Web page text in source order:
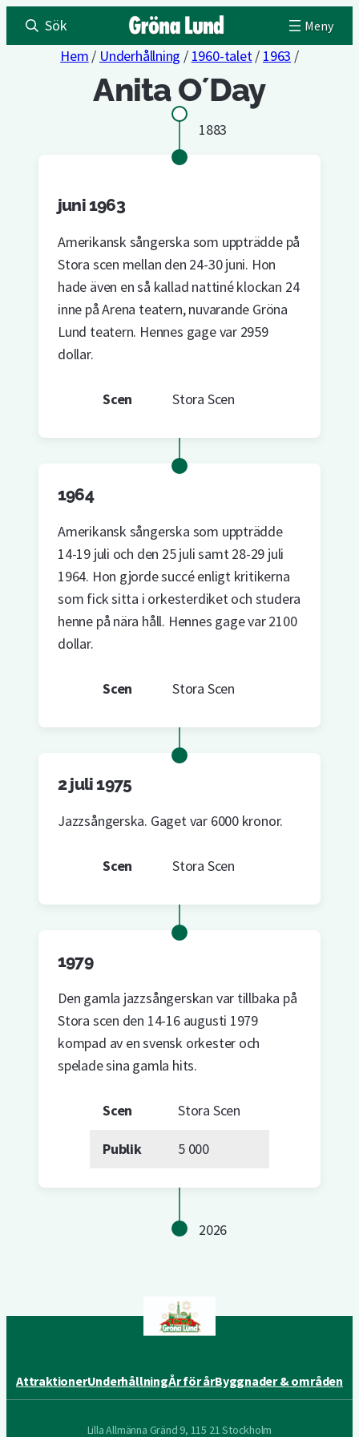
Sök
Hem / Underhållning / 1960-talet/ 1963 /
Anita O´Day
1883
juni 1963
Amerikansk sångerska som uppträdde på
Stora scen mellan den 24-30 juni. Hon
hade även en så kallad nattiné klockan 24
inne på Arena teatern, nuvarande Gröna
Lund teatern. Hennes gage var 2959
dollar.
Scen Stora Scen
1964
Amerikansk sångerska som uppträdde
14-19 juli och den 25 juli samt 28-29 juli
1964. Hon gjorde succé enligt kritikerna
som fick sitta i orkesterdiket och studera
henne på nära håll. Hennes gage var 2100
dollar.
Scen Stora Scen
2 juli 1975
Jazzsångerska. Gaget var 6000 kronor.
Scen Stora Scen
1979
Den gamla jazzsångerskan var tillbaka på
Stora scen den 14-16 augusti 1979
kompad av en svensk orkester och
spelade sina gamla hits.
Scen Stora Scen
Publik 5 000
2026
AttraktionerUnderhållningÅr för årByggnader & områden
Lilla Allmänna Gränd 9, 115 21 Stockholm